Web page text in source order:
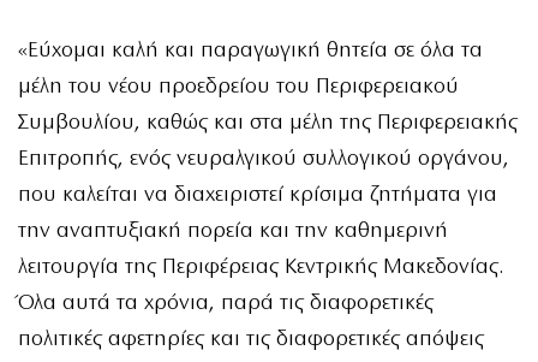
«Εύχομαι καλή και παραγωγική θητεία σε όλα τα
μέλη του νέου προεδρείου του Περιφερειακού
Συμβουλίου, καθώς και στα μέλη της Περιφερειακής
Επιτροπής, ενός νευραλγικού συλλογικού οργάνου,
που καλείται να διαχειριστεί κρίσιμα ζητήματα για
την αναπτυξιακή πορεία και την καθημερινή
λειτουργία της Περιφέρειας Κεντρικής Μακεδονίας.
Όλα αυτά τα χρόνια, παρά τις διαφορετικές
πολιτικές αφετηρίες και τις διαφορετικές απόψεις